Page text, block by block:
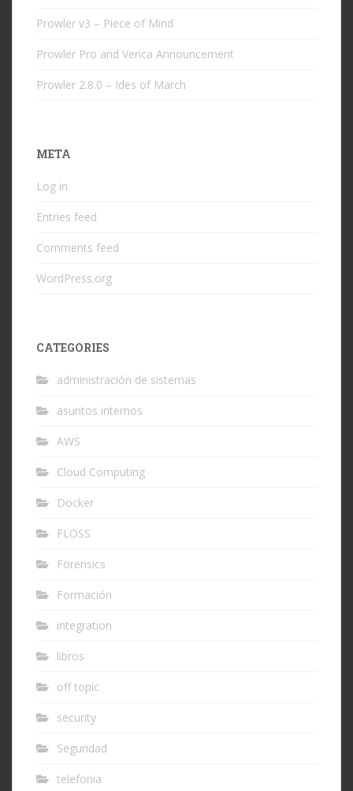
Prowler v3 – Piece of Mind
Prowler Pro and Verica Announcement
Prowler 2.8.0 – Ides of March
META
Log in
Entries feed
Comments feed
WordPress.org
CATEGORIES
administración de sistemas
asuntos internos
AWS
Cloud Computing
Docker
FLOSS
Forensics
Formación
integration
libros
off topic
security
Seguridad
telefonia